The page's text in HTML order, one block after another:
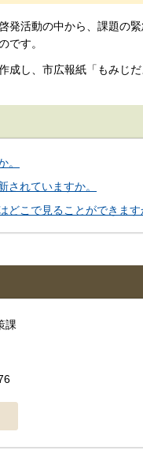
発活動の中から、課題の
です。
成し、市広報紙「もみじ
。
されていますか。
どこで見ることができます
課